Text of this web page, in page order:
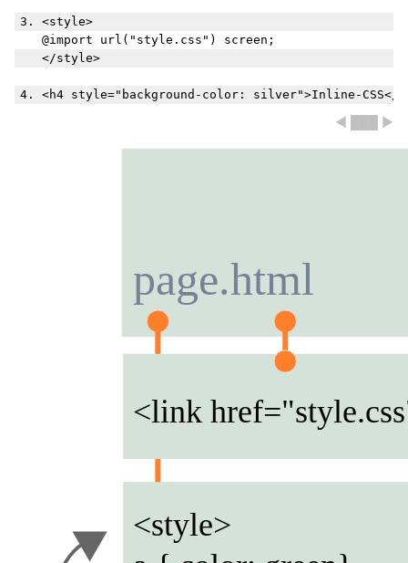
3. <style>
   @import url("style.css") screen;
   </style>
◀ ███ ▶